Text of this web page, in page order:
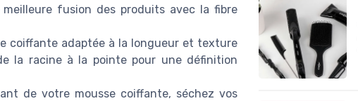
fusion des produits avec la fibre
coiffante adaptée à la longueur et texture
la racine à la pointe pour une définition
de votre mousse coiffante, séchez vos